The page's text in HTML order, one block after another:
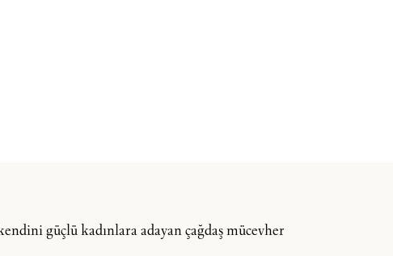
güçlü kadınlara adayan çağdaş mücevher